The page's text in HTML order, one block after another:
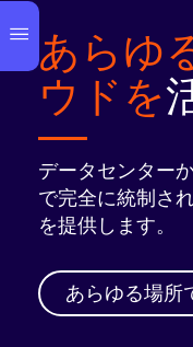
あらゆ
ウドを
データセンター
で完全に統制さ
を提供します。
あらゆる場所